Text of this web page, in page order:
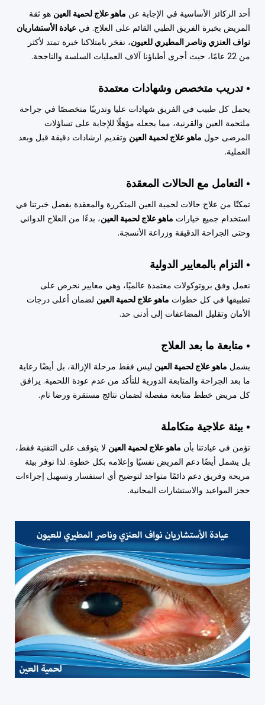
أحد الركائز الأساسية في الإجابة عن ماهو علاج لحمية العين هو ثقة
المريض بخبرة الفريق الطبي القائم على العلاج. في عيادة الأستشاريان
نواف العنزي وناصر المطيري للعيون، نفخر بامتلاكنا خبرة تمتد لأكثر
من 22 عامًا، حيث أجرى أطباؤنا آلاف العمليات السلسة والناجحة.
• تدريب متخصص وشهادات معتمدة
يحمل كل طبيب في الفريق شهادات عليا وتدريبًا متخصصًا في جراحة
ملتحمة العين والقرنية، مما يجعله مؤهلًا للإجابة على تساؤلات
المرضى حول ماهو علاج لحمية العين وتقديم ارشادات دقيقة قبل وبعد
العملية.
• التعامل مع الحالات المعقدة
تمكنّا من علاج حالات لحمية العين المتكررة والمعقدة بفضل خبرتنا في
استخدام جميع خيارات ماهو علاج لحمية العين، بدءًا من العلاج الدوائي
وحتى الجراحة الدقيقة وزراعة الأنسجة.
• التزام بالمعايير الدولية
نعمل وفق بروتوكولات معتمدة عالميًا، وهي معايير نحرص على
تطبيقها في كل خطوات ماهو علاج لحمية العين لضمان أعلى درجات
الأمان وتقليل المضاعفات إلى أدنى حد.
• متابعة ما بعد العلاج
يشمل ماهو علاج لحمية العين ليس فقط مرحلة الإزالة، بل أيضًا رعاية
ما بعد الجراحة والمتابعة الدورية للتأكد من عدم عودة اللحمية. يرافق
كل مريض خطط متابعة مفصلة لضمان نتائج مستقرة ورضا تام.
• بيئة علاجية متكاملة
نؤمن في عيادتنا بأن ماهو علاج لحمية العين لا يتوقف على التقنية فقط،
بل يشمل أيضًا دعم المريض نفسيًا وإعلامه بكل خطوة. لذا نوفر بيئة
مريحة وفريق دعم دائمًا متواجد لتوضيح أي استفسار وتسهيل إجراءات
حجز المواعيد والاستشارات المجانية.